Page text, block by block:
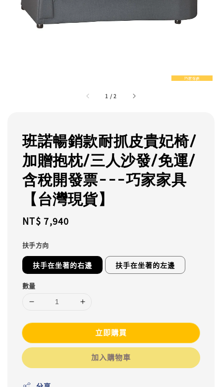
1 /2
班諾暢銷款耐抓皮貴妃椅/
加贈抱枕/三人沙發/免運/
含稅開發票---巧家家具
【台灣現貨】
Regular
NT$ 7,940
扶手方向
扶手在坐著的右邊 扶手在坐著的左邊
數量
立即購買
加入購物車